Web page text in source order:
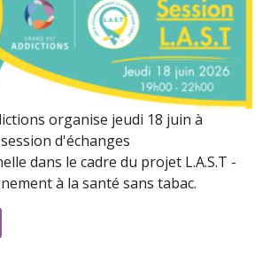
organise jeudi 18 juin à
d'échanges
dans le cadre du projet L.A.S.T -
à la santé sans tabac.